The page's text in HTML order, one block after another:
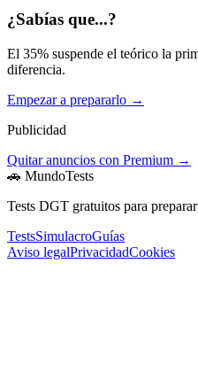
¿Sabías que...?
El 35% suspende el teórico la
diferencia.
Empezar a prepararlo →
Publicidad
Quitar anuncios con Premium →
🚗 MundoTests
Tests DGT gratuitos para
TestsSimulacroGuías
Aviso legalPrivacidadCookies